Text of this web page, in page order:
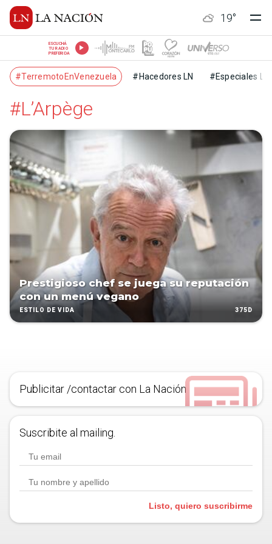
19°
ESCUCHÁ
TU RADIO
PREFERIDA
#TerremotoEnVenezuela #Hacedores LN #Especiales LN
#L’Arpège
Prestigioso chef se juega su reputación
con un menú vegano
ESTILO DE VIDA 375D
Publicitar /contactar con La Nación
Suscribite al mailing.
Listo, quiero suscribirme